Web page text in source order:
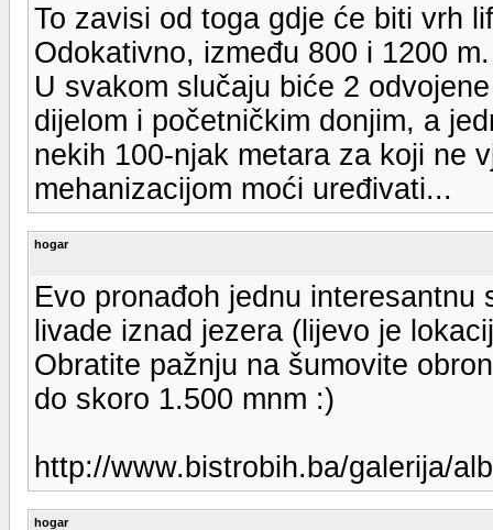
To zavisi od toga gdje će biti vrh
Odokativno, između 800 i 1200 m.
U svakom slučaju biće 2
dijelom i početničkim donjim, a
nekih 100-njak metara za koji ne
mehanizacijom moći uređivati...
hogar
Evo pronađoh jednu
livade iznad jezera (lijevo je
Obratite pažnju na šumovite
do skoro 1.500 mnm :)
http://www.bistrobih.ba/galerija/
hogar